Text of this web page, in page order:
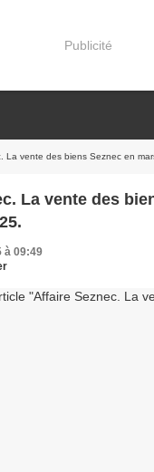
Publicité
La vente des biens Seznec en
La vente des
à 09:49